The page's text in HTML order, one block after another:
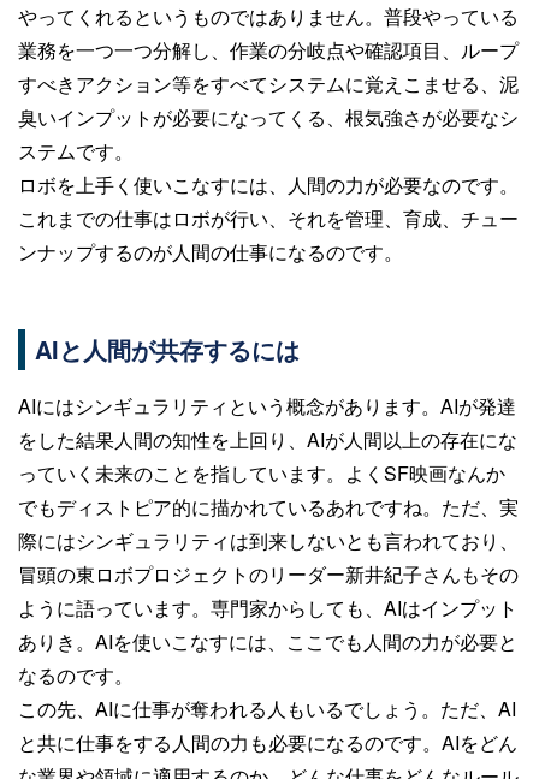
やってくれるというものではありません。普段やっている
業務を一つ一つ分解し、作業の分岐点や確認項目、ループ
すべきアクション等をすべてシステムに覚えこませる、泥
臭いインプットが必要になってくる、根気強さが必要なシ
ステムです。
ロボを上手く使いこなすには、人間の力が必要なのです。
これまでの仕事はロボが行い、それを管理、育成、チュー
ンナップするのが人間の仕事になるのです。
AIと人間が共存するには
AIにはシンギュラリティという概念があります。AIが発達
をした結果人間の知性を上回り、AIが人間以上の存在にな
っていく未来のことを指しています。よくSF映画なんか
でもディストピア的に描かれているあれですね。ただ、実
際にはシンギュラリティは到来しないとも言われており、
冒頭の東ロボプロジェクトのリーダー新井紀子さんもその
ように語っています。専門家からしても、AIはインプット
ありき。AIを使いこなすには、ここでも人間の力が必要と
なるのです。
この先、AIに仕事が奪われる人もいるでしょう。ただ、AI
と共に仕事をする人間の力も必要になるのです。AIをどん